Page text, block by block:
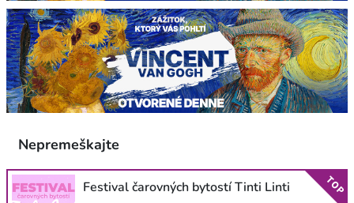
Nepremeškajte
Festival čarovných bytostí Tinti Linti TOP